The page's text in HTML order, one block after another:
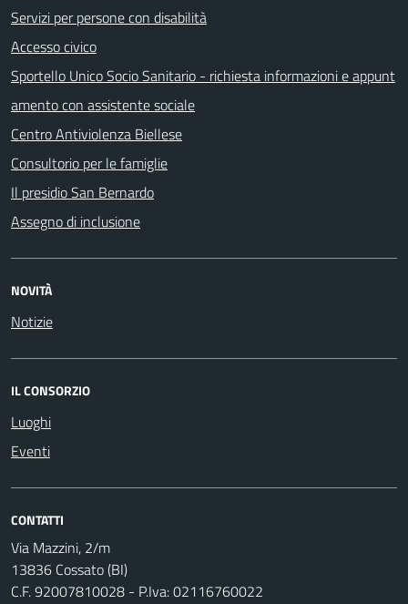
Servizi per persone con disabilità
Accesso civico
Sportello Unico Socio Sanitario - richiesta informazioni e appunt
amento con assistente sociale
Centro Antiviolenza Biellese
Consultorio per le famiglie
Il presidio San Bernardo
Assegno di inclusione
NOVITÀ
Notizie
IL CONSORZIO
Luoghi
Eventi
CONTATTI
Via Mazzini, 2/m
13836 Cossato (BI)
C.F. 92007810028 - P.Iva: 02116760022